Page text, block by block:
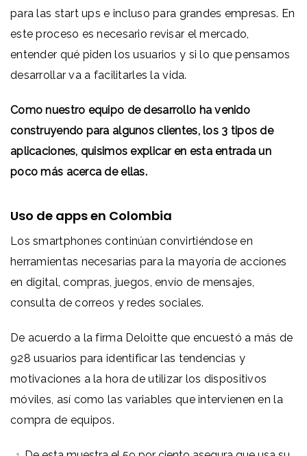
para las start ups e incluso para grandes empresas. En
este proceso es necesario revisar el mercado,
entender qué piden los usuarios y si lo que pensamos
desarrollar va a facilitarles la vida.
Como nuestro equipo de desarrollo ha venido
construyendo para algunos clientes, los 3 tipos de
aplicaciones, quisimos explicar en esta entrada un
poco más acerca de ellas.
Uso de apps en Colombia
Los smartphones continúan convirtiéndose en
herramientas necesarias para la mayoría de acciones
en digital, compras, juegos, envío de mensajes,
consulta de correos y redes sociales.
De acuerdo a la firma Deloitte que encuestó a más de
928 usuarios para identificar las tendencias y
motivaciones a la hora de utilizar los dispositivos
móviles, así como las variables que intervienen en la
compra de equipos.